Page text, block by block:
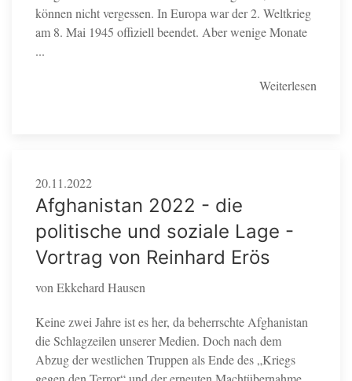
können nicht vergessen. In Europa war der 2. Weltkrieg
am 8. Mai 1945 offiziell beendet. Aber wenige Monate
...
Weiterlesen
20.11.2022
Afghanistan 2022 - die
politische und soziale Lage -
Vortrag von Reinhard Erös
von Ekkehard Hausen
Keine zwei Jahre ist es her, da beherrschte Afghanistan
die Schlagzeilen unserer Medien. Doch nach dem
Abzug der westlichen Truppen als Ende des „Kriegs